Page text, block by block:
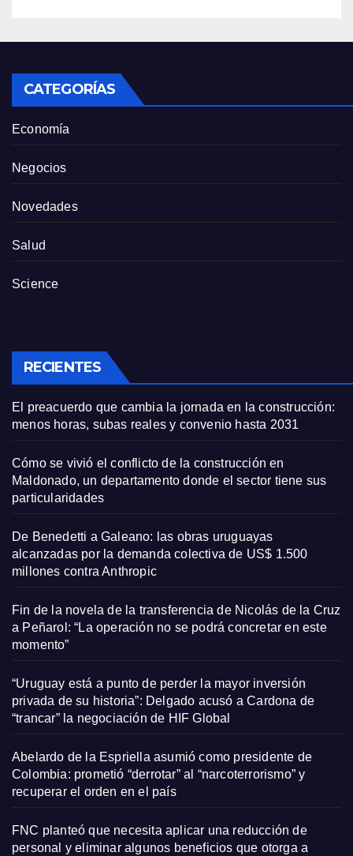
CATEGORÍAS
Economía
Negocios
Novedades
Salud
Science
RECIENTES
El preacuerdo que cambia la jornada en la construcción:
menos horas, subas reales y convenio hasta 2031
Cómo se vivió el conflicto de la construcción en
Maldonado, un departamento donde el sector tiene sus
particularidades
De Benedetti a Galeano: las obras uruguayas
alcanzadas por la demanda colectiva de US$ 1.500
millones contra Anthropic
Fin de la novela de la transferencia de Nicolás de la Cruz
a Peñarol: “La operación no se podrá concretar en este
momento”
“Uruguay está a punto de perder la mayor inversión
privada de su historia”: Delgado acusó a Cardona de
“trancar” la negociación de HIF Global
Abelardo de la Espriella asumió como presidente de
Colombia: prometió “derrotar” al “narcoterrorismo” y
recuperar el orden en el país
FNC planteó que necesita aplicar una reducción de
personal y eliminar algunos beneficios que otorga a